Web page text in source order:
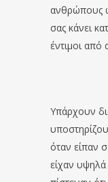
ανθρώπους
σας κάνει
έντιμοι από
Υπάρχουν
όταν είπαν
είχαν